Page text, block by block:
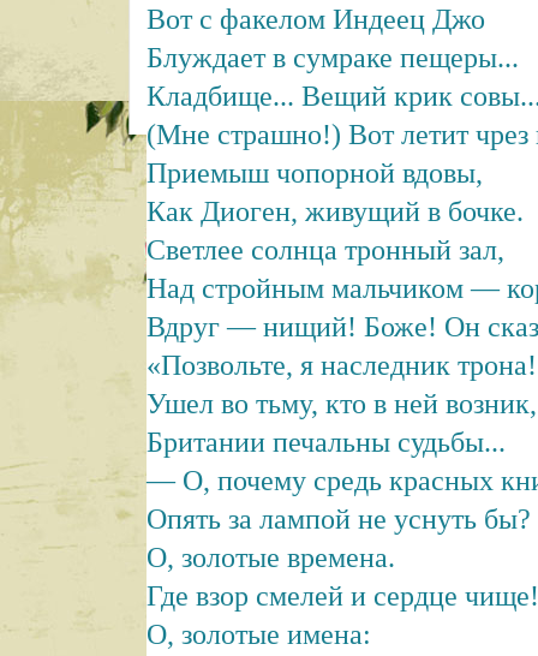
Вот с факелом Индеец Джо
Блуждает в сумраке пещеры...
Кладбище... Вещий крик
(Мне страшно!) Вот летит чрез
Приемыш чопорной вдовы,
Как Диоген, живущий в бочке.
Светлее солнца тронный зал,
Над стройным мальчиком —
Вдруг — нищий! Боже! Он
«Позвольте, я наследник
Ушел во тьму, кто в ней возник,
Британии печальны судьбы...
— О, почему средь красных
Опять за лампой не уснуть бы?
О, золотые времена.
Где взор смелей и сердце чище!
О, золотые имена: